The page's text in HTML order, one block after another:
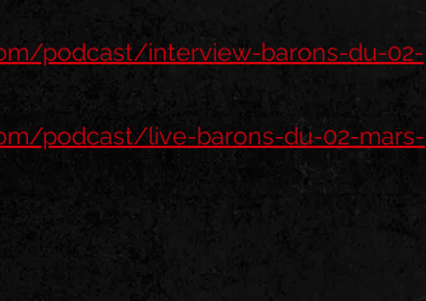
podcast/interview-barons-du-02-
podcast/live-barons-du-02-mars-